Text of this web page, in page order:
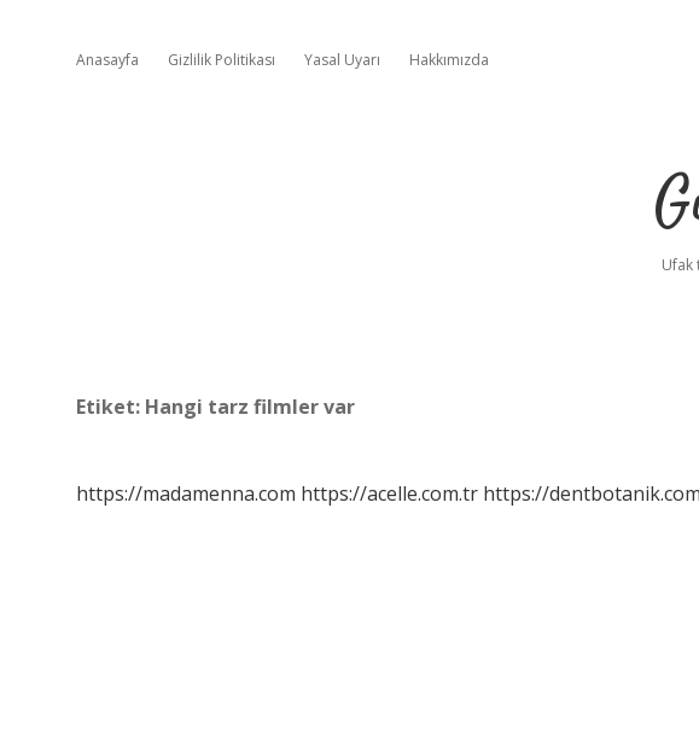
Anasayfa Gizlilik Politikası Yasal Uyarı Hakkımızda
Ufak
Etiket: Hangi tarz filmler var
https://madamenna.com https://acelle.com.tr https://